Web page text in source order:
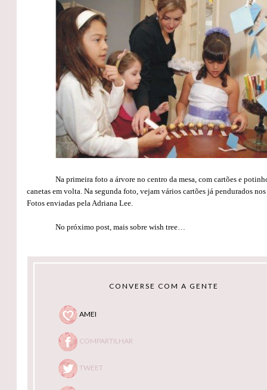
Na primeira foto a árvore no centro da mesa, com cartões e
canetas em volta. Na segunda foto, vejam vários cartões já pendurados
Fotos enviadas pela Adriana Lee.
No próximo post, mais sobre wish tree…
CONVERSE COM A GENTE
AMEI
COMPARTILHAR
TWEET